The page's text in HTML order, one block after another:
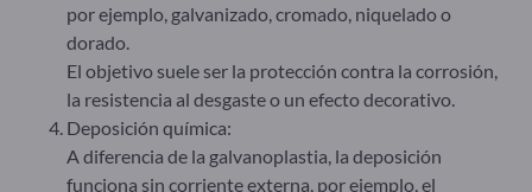
por ejemplo, galvanizado, cromado, niquelado o
dorado.
El objetivo suele ser la protección contra la corrosión,
la resistencia al desgaste o un efecto decorativo.
Deposición química:
A diferencia de la galvanoplastia, la deposición
funciona sin corriente externa, por ejemplo, el